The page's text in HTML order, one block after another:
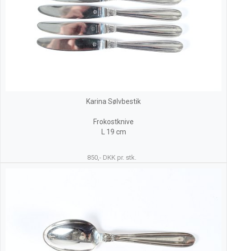
Karina Sølvbestik
Frokostknive
L 19 cm
850,- DKK pr. stk.